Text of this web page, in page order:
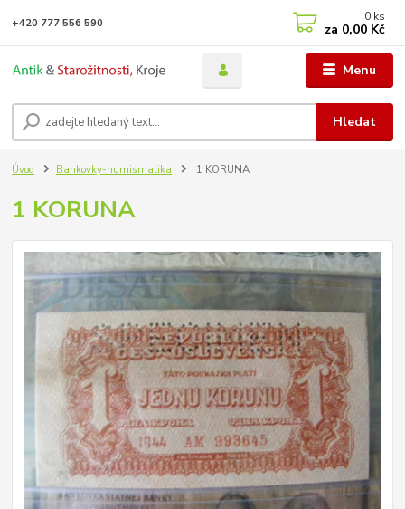
Menu
Hledat
+420 777 556 590 0 ks
za 0,00 Kč
Úvod Bankovky-numismatika 1 KORUNA
1 KORUNA